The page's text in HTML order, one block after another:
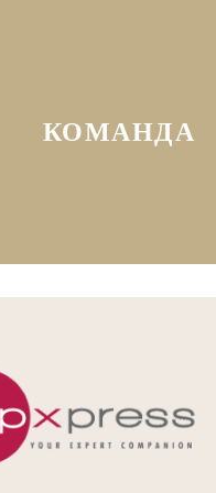
КОМАНДА